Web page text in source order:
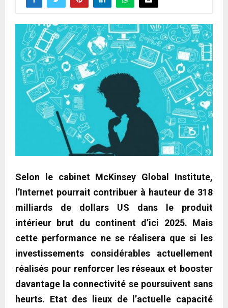
Selon le cabinet McKinsey Global Institute,
l’Internet pourrait contribuer à hauteur de 318
milliards de dollars US dans le produit
intérieur brut du continent d’ici 2025. Mais
cette performance ne se réalisera que si les
investissements considérables actuellement
réalisés pour renforcer les réseaux et booster
davantage la connectivité se poursuivent sans
heurts. Etat des lieux de l’actuelle capacité